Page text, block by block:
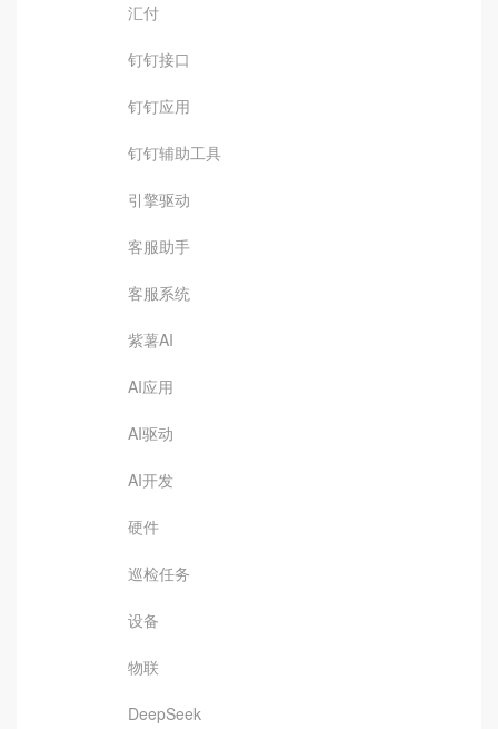
汇付
钉钉接口
钉钉应用
钉钉辅助工具
引擎驱动
客服助手
客服系统
紫薯AI
AI应用
AI驱动
AI开发
硬件
巡检任务
设备
物联
DeepSeek